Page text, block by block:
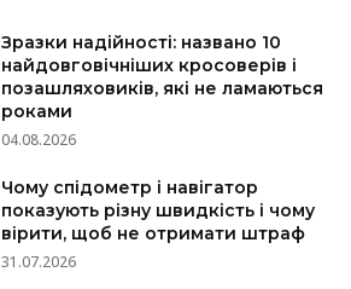
Зразки надійності: названо 10
найдовговічніших кросоверів і
позашляховиків, які не ламаються
роками
04.08.2026
Чому спідометр і навігатор
показують різну швидкість і чому
вірити, щоб не отримати штраф
31.07.2026